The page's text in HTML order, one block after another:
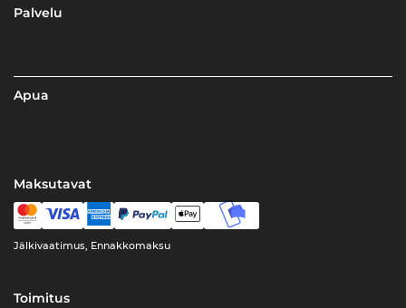
Palvelu
Apua
Maksutavat
Jälkivaatimus, Ennakkomaksu
Toimitus